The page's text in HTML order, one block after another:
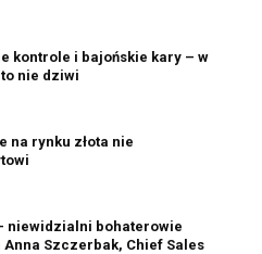
kontrole i bajońskie kary – w
nie dziwi
na rynku złota nie
niewidzialni bohaterowie
Szczerbak, Chief Sales